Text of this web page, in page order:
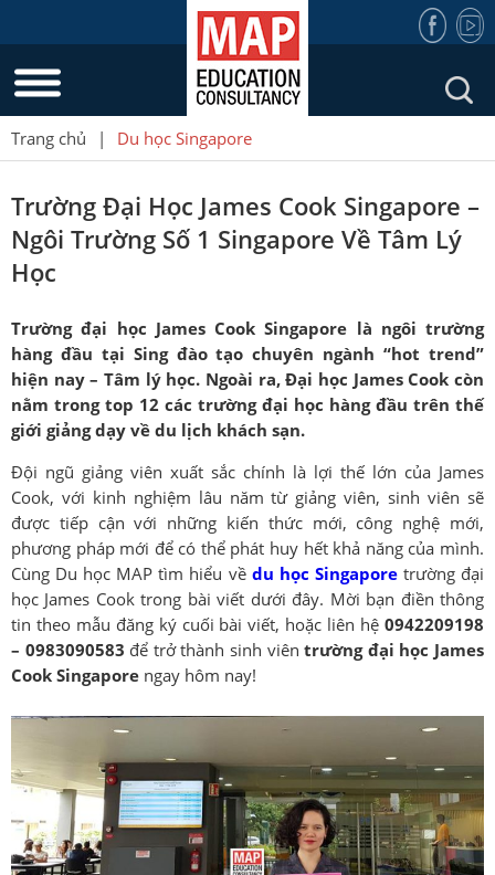
Trang chủ | Du học Singapore
Trường Đại Học James Cook Singapore –
Ngôi Trường Số 1 Singapore Về Tâm Lý
Học
Trường đại học James Cook Singapore là ngôi trường
hàng đầu tại Sing đào tạo chuyên ngành “hot trend”
hiện nay – Tâm lý học. Ngoài ra, Đại học James Cook còn
nằm trong top 12 các trường đại học hàng đầu trên thế
giới giảng dạy về du lịch khách sạn.
Đội ngũ giảng viên xuất sắc chính là lợi thế lớn của James
Cook, với kinh nghiệm lâu năm từ giảng viên, sinh viên sẽ
được tiếp cận với những kiến thức mới, công nghệ mới,
phương pháp mới để có thể phát huy hết khả năng của mình.
Cùng Du học MAP tìm hiểu về du học Singapore trường đại
học James Cook trong bài viết dưới đây. Mời bạn điền thông
tin theo mẫu đăng ký cuối bài viết, hoặc liên hệ 0942209198
– 0983090583 để trở thành sinh viên trường đại học James
Cook Singapore ngay hôm nay!